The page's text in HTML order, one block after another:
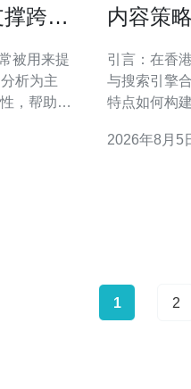
跨境
被用来提
析为主
，帮助运
内容策
引言：在香
与搜索引擎
特点如何构
执行建议，
2026年8月5
1 2